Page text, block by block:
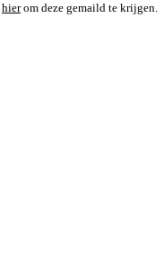
hierom deze gemaild te krijgen.